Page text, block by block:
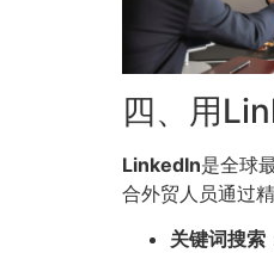
四、用
LinkedIn是全球
合外贸人员通过
关键词搜索